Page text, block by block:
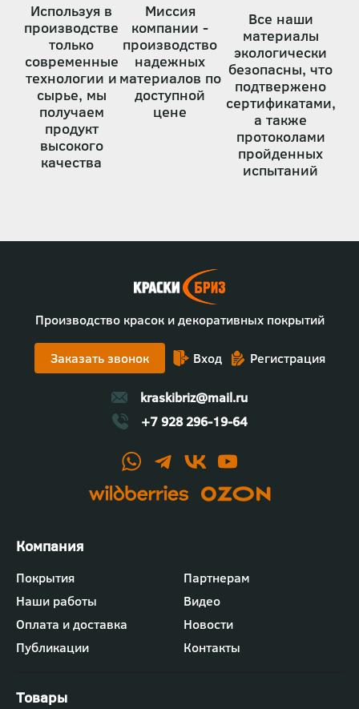
Используя в
производстве
только
современные
технологии и
сырье, мы
получаем
продукт
высокого
качества
Миссия
компании -
производство
надежных
материалов по
доступной
цене
Все наши
материалы
экологически
безопасны, что
подтвержено
сертификатами,
а также
протоколами
пройденных
испытаний
Производство красок и декоративных покрытий
Заказать звонок Вход Регистрация
kraskibriz@mail.ru
+7 928 296-19-64
Футер
-
меню
"Компания"
Покрытия
Партнерам
Наши работы
Видео
Оплата и доставка
Новости
Публикации
Контакты